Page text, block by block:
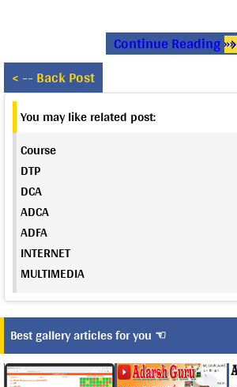
Continue Reading »»
< -- Back Post
You may like related post:
Course
DTP
DCA
ADCA
ADFA
INTERNET
MULTIMEDIA
Best gallery articles for you ☜